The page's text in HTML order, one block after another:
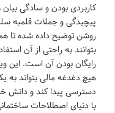
کاربردی بودن و سادگی
پیچیدگی و جملات قلمبه
روشن توضیح داده شده تا
بتوانند به راحتی از آن
رایگان بودن آن است.
هیچ دغدغه مالی بتواند به
دسترسی پیدا کند و دانش
با دنیای اصطلاحات